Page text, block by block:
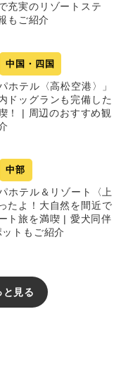
充実のリゾートステ
もご紹介
中国・四国
ホテル〈高松空港〉」
ドッグランも完備した
！ | 周辺のおすすめ観
中部
ホテル＆リゾート〈上
たよ！大自然を間近で
ト旅を満喫 | 愛犬同伴
トもご紹介
と見る